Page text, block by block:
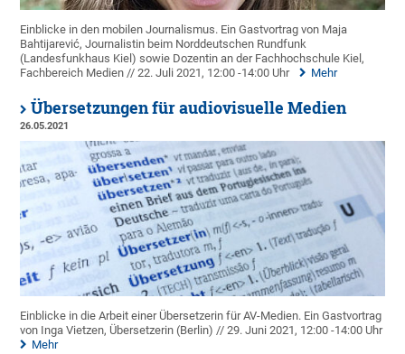
Einblicke in den mobilen Journalismus. Ein Gastvortrag von Maja
Bahtijarević, Journalistin beim Norddeutschen Rundfunk
(Landesfunkhaus Kiel) sowie Dozentin an der Fachhochschule Kiel,
Fachbereich Medien // 22. Juli 2021, 12:00 -14:00 Uhr
Mehr
Übersetzungen für audiovisuelle Medien
26.05.2021
Einblicke in die Arbeit einer Übersetzerin für AV-Medien. Ein Gastvortrag
von Inga Vietzen, Übersetzerin (Berlin) // 29. Juni 2021, 12:00 -14:00 Uhr
Mehr